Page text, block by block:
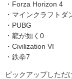
・Forza Horizon 4
・マインクラフトダ
・PUBG
・龍が如く0
・Civilization VI
・鉄拳7
ピックアップしただ